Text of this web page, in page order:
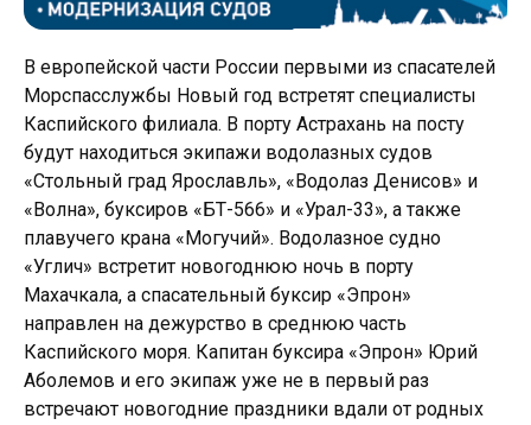
В европейской части России первыми из спасателей
Морспасслужбы Новый год встретят специалисты
Каспийского филиала. В порту Астрахань на посту
будут находиться экипажи водолазных судов
«Стольный град Ярославль», «Водолаз Денисов» и
«Волна», буксиров «БТ-566» и «Урал-33», а также
плавучего крана «Могучий». Водолазное судно
«Углич» встретит новогоднюю ночь в порту
Махачкала, а спасательный буксир «Эпрон»
направлен на дежурство в среднюю часть
Каспийского моря. Капитан буксира «Эпрон» Юрий
Аболемов и его экипаж уже не в первый раз
встречают новогодние праздники вдали от родных